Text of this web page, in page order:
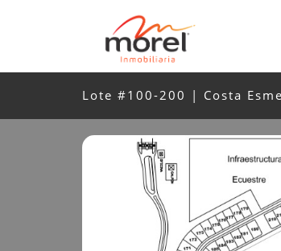
Lote #100-200 | Costa